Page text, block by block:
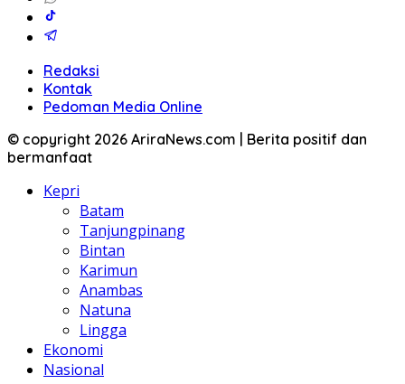
Redaksi
Kontak
Pedoman Media Online
© copyright 2026 AriraNews.com | Berita positif dan
bermanfaat
Kepri
Batam
Tanjungpinang
Bintan
Karimun
Anambas
Natuna
Lingga
Ekonomi
Nasional